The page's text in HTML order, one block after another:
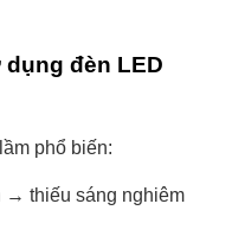
đèn LED
phổ biến:
→ thiếu sáng nghiêm